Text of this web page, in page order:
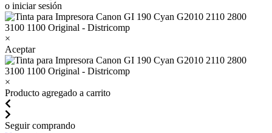
o iniciar sesión
×
Aceptar
×
Producto agregado a carrito
Seguir comprando